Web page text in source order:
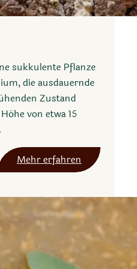
sukkulente Pflanze
die ausdauernde
Zustand
von etwa 15
Mehr erfahren
A
o
n